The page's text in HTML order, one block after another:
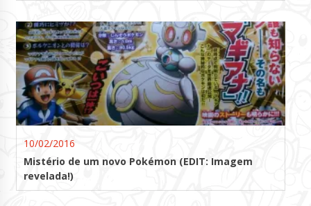
10/02/2016
Mistério de um novo Pokémon (EDIT: Imagem
revelada!)